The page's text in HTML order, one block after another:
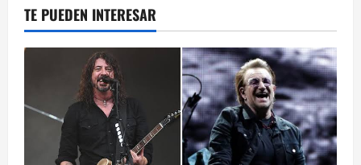
TE PUEDEN INTERESAR